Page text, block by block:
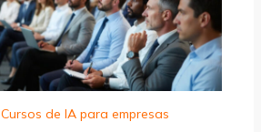
Cursos de IA para empresas